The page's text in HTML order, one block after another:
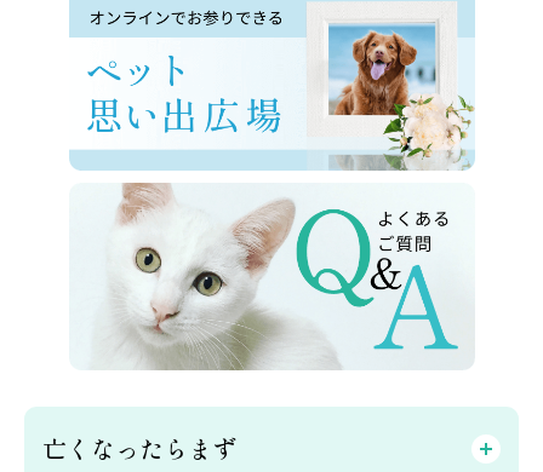
亡くなったらまず